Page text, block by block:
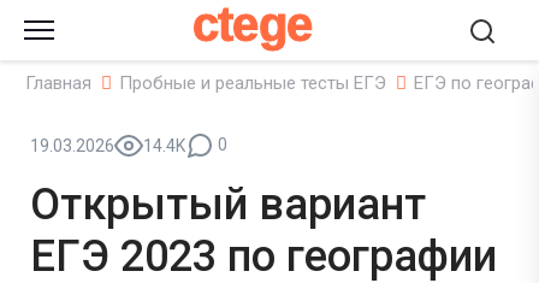
ctege
Главная Пробные и реальные тесты ЕГЭ ЕГЭ по
19.03.2026 14.4K 0
Открытый вариант
ЕГЭ 2023 по географии